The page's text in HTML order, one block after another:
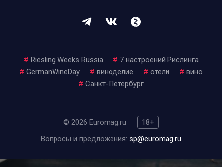
# Riesling Weeks Russia # 7 настроений Рислинга
# GermanWineDay # виноделие # отели # вино
# Санкт-Петербург
© 2026 Euromag.ru
18+
Вопросы и предложения: sp@euromag.ru